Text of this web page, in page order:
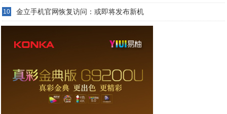
10 金立手机官网恢复访问：或即将发布新机